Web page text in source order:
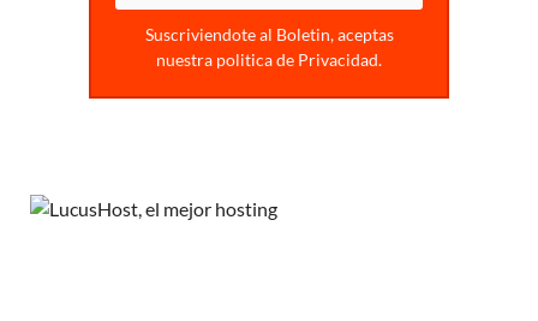
Suscriviendote al Boletin, aceptas
nuestra politica de Privacidad.